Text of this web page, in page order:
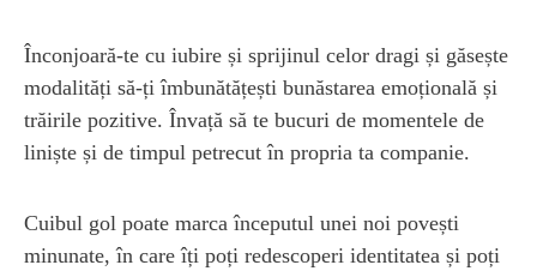
Înconjoară-te cu iubire și sprijinul celor dragi și găsește
modalități să-ți îmbunătățești bunăstarea emoțională și
trăirile pozitive. Învață să te bucuri de momentele de
liniște și de timpul petrecut în propria ta companie.
Cuibul gol poate marca începutul unei noi povești
minunate, în care îți poți redescoperi identitatea și poți